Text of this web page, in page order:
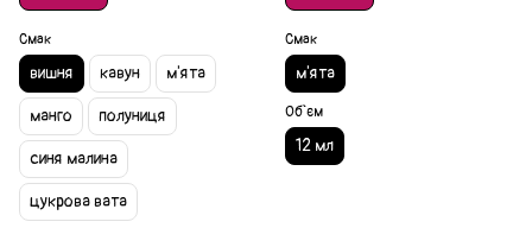
Смак
вишня кавун м'ята
манго полуниця
синя малина
цукрова вата
Смак
м'ята
Об`єм
12 мл